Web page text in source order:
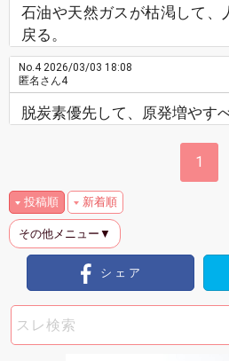
石油や天然ガスが枯渇して、
戻る。
No.42026/03/03 18:08
匿名さん4
脱炭素優先して、原発増やすべ
1
投稿順 新着順
その他メニュー▼
シェア